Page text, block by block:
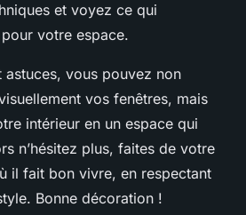
et voyez ce qui
votre espace.
astuces, vous pouvez non
vos fenêtres, mais
intérieur en un espace qui
n’hésitez plus, faites de votre
il fait bon vivre, en respectant
Bonne décoration !